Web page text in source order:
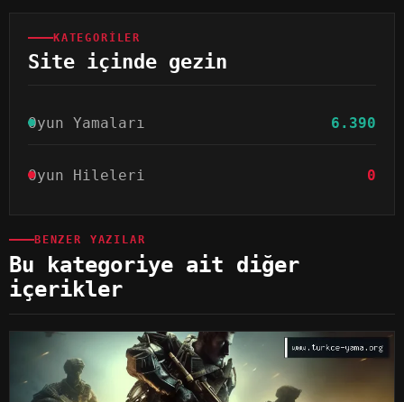
KATEGORILER
Site içinde gezin
Oyun Yamaları 6.390
Oyun Hileleri 0
BENZER YAZILAR
Bu kategoriye ait diğer
içerikler